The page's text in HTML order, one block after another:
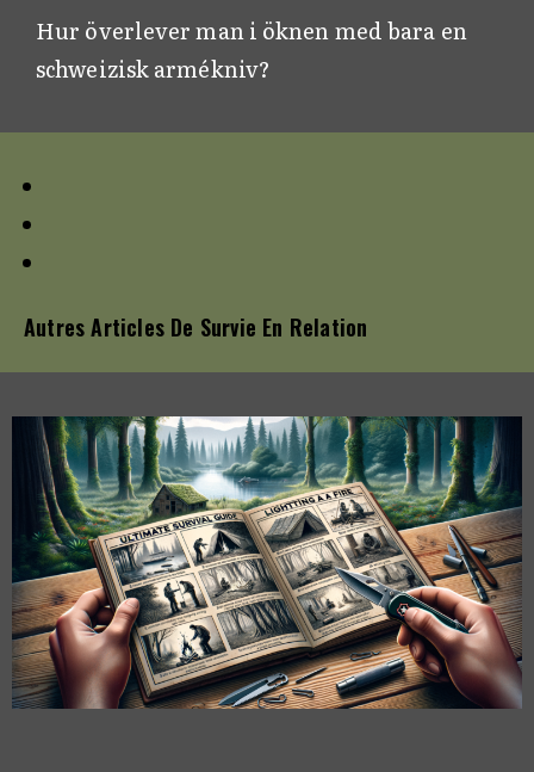
Hur överlever man i öknen med bara en
schweizisk armékniv?
Autres Articles De Survie En Relation